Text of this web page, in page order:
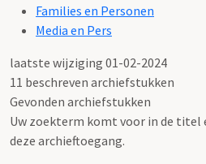
Families en Personen
Media en Pers
laatste wijziging 01-02-2024
11 beschreven archiefstukken
Gevonden archiefstukken
Uw zoekterm komt voor in de titel
deze archieftoegang.